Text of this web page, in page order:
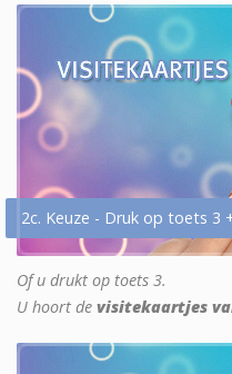
2c. Keuze - Druk op toets 3
Of u drukt op toets 3.
U hoort de visitekaartjes